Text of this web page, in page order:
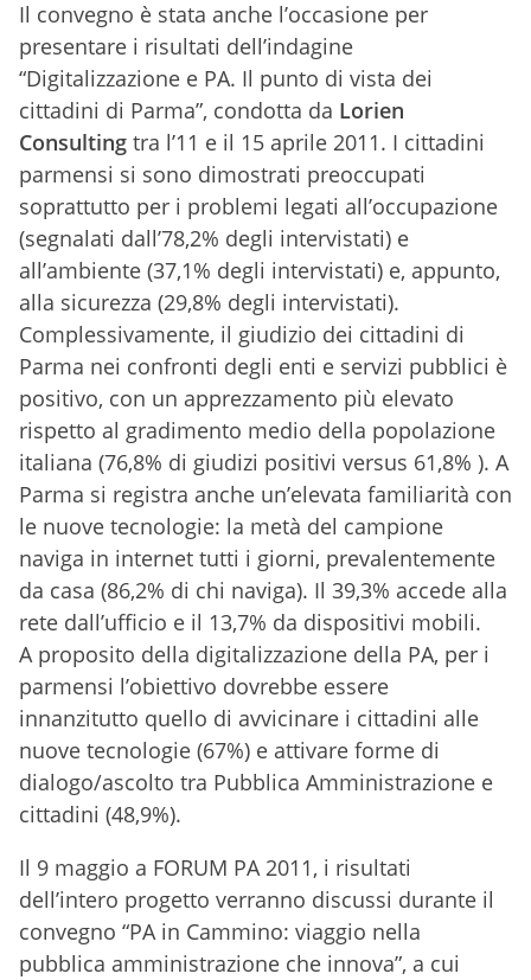
Il convegno è stata anche l’occasione per
presentare i risultati dell’indagine
“Digitalizzazione e PA. Il punto di vista dei
cittadini di Parma”, condotta da Lorien
Consulting tra l’11 e il 15 aprile 2011. I cittadini
parmensi si sono dimostrati preoccupati
soprattutto per i problemi legati all’occupazione
(segnalati dall’78,2% degli intervistati) e
all’ambiente (37,1% degli intervistati) e, appunto,
alla sicurezza (29,8% degli intervistati).
Complessivamente, il giudizio dei cittadini di
Parma nei confronti degli enti e servizi pubblici è
positivo, con un apprezzamento più elevato
rispetto al gradimento medio della popolazione
italiana (76,8% di giudizi positivi versus 61,8% ). A
Parma si registra anche un’elevata familiarità con
le nuove tecnologie: la metà del campione
naviga in internet tutti i giorni, prevalentemente
da casa (86,2% di chi naviga). Il 39,3% accede alla
rete dall’ufficio e il 13,7% da dispositivi mobili.
A proposito della digitalizzazione della PA, per i
parmensi l’obiettivo dovrebbe essere
innanzitutto quello di avvicinare i cittadini alle
nuove tecnologie (67%) e attivare forme di
dialogo/ascolto tra Pubblica Amministrazione e
cittadini (48,9%).
Il 9 maggio a FORUM PA 2011, i risultati
dell’intero progetto verranno discussi durante il
convegno “PA in Cammino: viaggio nella
pubblica amministrazione che innova”, a cui